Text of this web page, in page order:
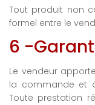
Tout produit non
formel entre le
6 -
Le vendeur
la commande et
Toute prestation